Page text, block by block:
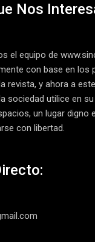
Nos
el equipo de
con base en los
revista, y ahora a
sociedad utilice en
un lugar digno
con libertad.